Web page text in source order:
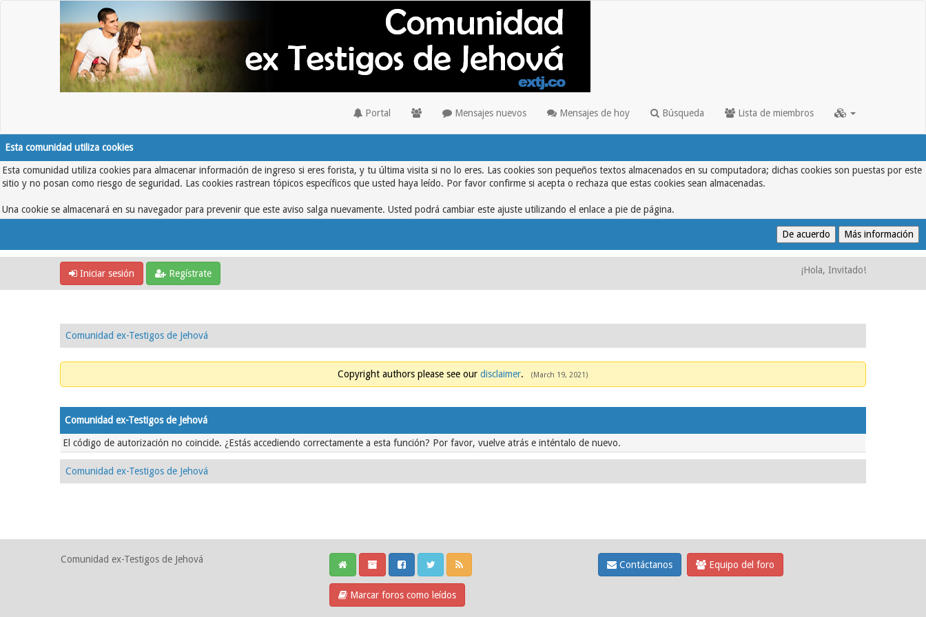
Portal Mensajes nuevos Mensajes de hoy Búsqueda Lista de miembros
Esta comunidad utiliza cookies
Esta comunidad utiliza cookies para almacenar información de ingreso si eres forista, y tu última visita si no lo eres. Las cookies son pequeños textos almacenados en su computadora; dichas cookies son puestas por este
sitio y no posan como riesgo de seguridad. Las cookies rastrean tópicos específicos que usted haya leído. Por favor confirme si acepta o rechaza que estas cookies sean almacenadas.
Una cookie se almacenará en su navegador para prevenir que este aviso salga nuevamente. Usted podrá cambiar este ajuste utilizando el enlace a pie de página.
Iniciar sesión Regístrate ¡Hola, Invitado!
Comunidad ex-Testigos de Jehová
Copyright authors please see our disclaimer. (March 19, 2021)
Comunidad ex-Testigos de Jehová
El código de autorización no coincide. ¿Estás accediendo correctamente a esta función? Por favor, vuelve atrás e inténtalo de nuevo.
Comunidad ex-Testigos de Jehová
Comunidad ex-Testigos de Jehová
Marcar foros como leídos
Contáctanos Equipo del foro